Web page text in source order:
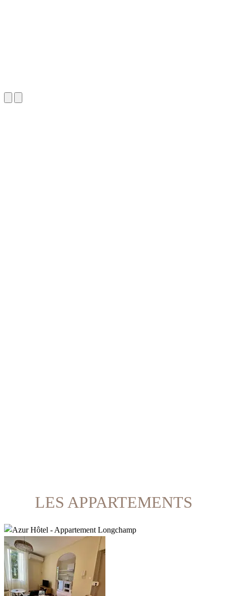
LES APPARTEMENTS